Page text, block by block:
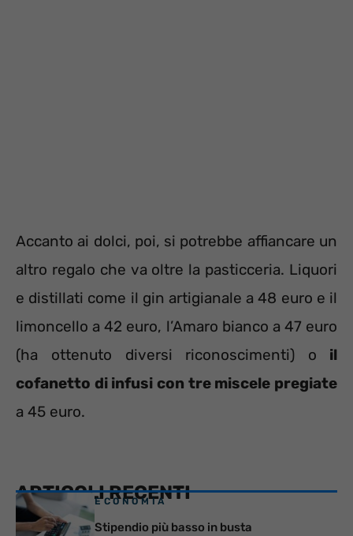
Accanto ai dolci, poi, si potrebbe affiancare un
altro regalo che va oltre la pasticceria. Liquori
e distillati come il gin artigianale a 48 euro e il
limoncello a 42 euro, l’Amaro bianco a 47 euro
(ha ottenuto diversi riconoscimenti) o il
cofanetto di infusi con tre miscele pregiate
a 45 euro.
ARTICOLI RECENTI
ECONOMIA
Stipendio più basso in busta